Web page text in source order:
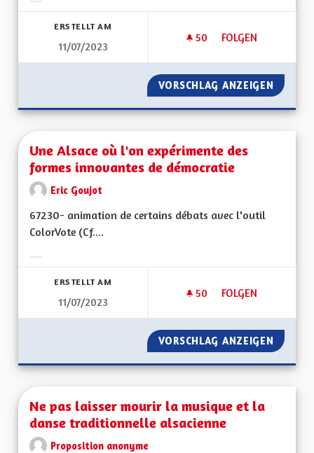
ERSTELLT AM
11/07/2023
50 50 FOLLOWER
FOLGEN
UNE ALSACE
VORSCHLAG ANZEIGEN UNE
Une Alsace où l'on expérimente des
formes innovantes de démocratie
Eric Goujot
67230- animation de certains débats avec l'outil
ColorVote (Cf....
ERSTELLT AM
11/07/2023
50 50 FOLLOWER
FOLGEN
UNE ALSACE OÙ
VORSCHLAG ANZEIGEN UNE
Ne pas laisser mourir la musique et la
danse traditionnelle alsacienne
Proposition anonyme